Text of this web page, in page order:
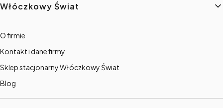
Włóczkowy Świat
O firmie
Kontakt i dane firmy
Sklep stacjonarny Włóczkowy Świat
Blog